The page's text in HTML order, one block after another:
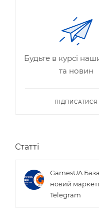
Будьте в курсі
та новин
ПІДПИСАТИСЯ
Статті
GamesUA
новий
Telegram